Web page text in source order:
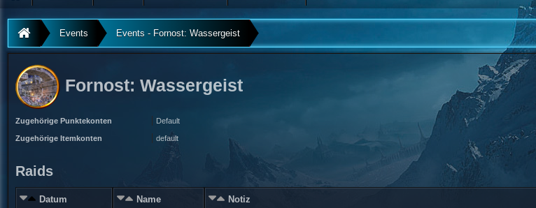
Events Events - Fornost: Wassergeist
Fornost: Wassergeist
Zugehörige Punktekonten Default
Zugehörige Itemkonten default
Raids
Datum Name Notiz